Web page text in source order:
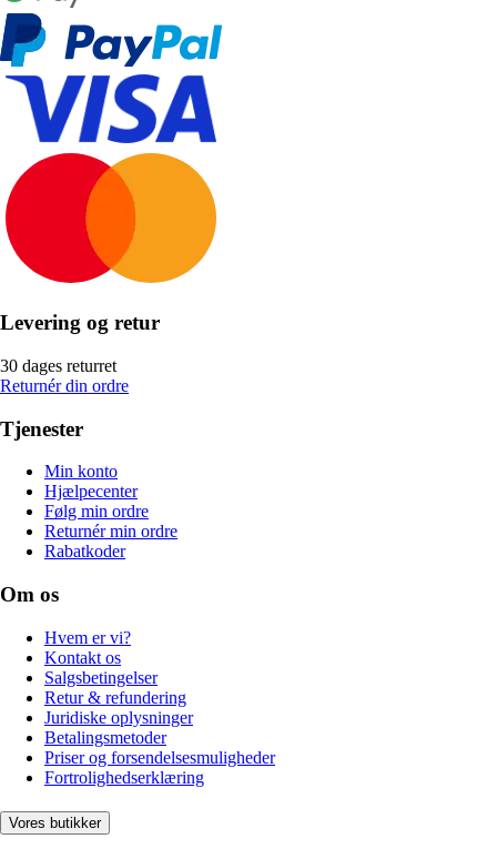
Levering og retur
30 dages returret
Returnér din ordre
Tjenester
Min konto
Hjælpecenter
Følg min ordre
Returnér min ordre
Rabatkoder
Om os
Hvem er vi?
Kontakt os
Salgsbetingelser
Retur & refundering
Juridiske oplysninger
Betalingsmetoder
Priser og forsendelsesmuligheder
Fortrolighedserklæring
Vores butikker